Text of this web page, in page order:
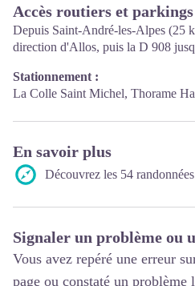
Accès routiers et parkings
Depuis Saint-André-les-Alpes (25
direction d'Allos, puis la D 908
Stationnement :
La Colle Saint Michel, Thorame
En savoir plus
Découvrez les 54
Signaler un problème ou
Vous avez repéré une erreur
page ou constaté un problème